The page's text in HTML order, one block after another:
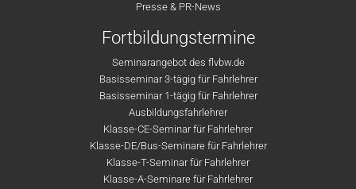
Presse & PR-News
Fortbildungstermine
Seminarangebot des flvbw.de
Basisseminar 3-tägig für Fahrlehrer
Basisseminar 1-tägig für Fahrlehrer
Ausbildungsfahrlehrer
Klasse-CE-Seminar für Fahrlehrer
Klasse-DE/Bus-Seminare für Fahrlehrer
Klasse-T-Seminar für Fahrlehrer
Klasse-A-Seminare für Fahrlehrer